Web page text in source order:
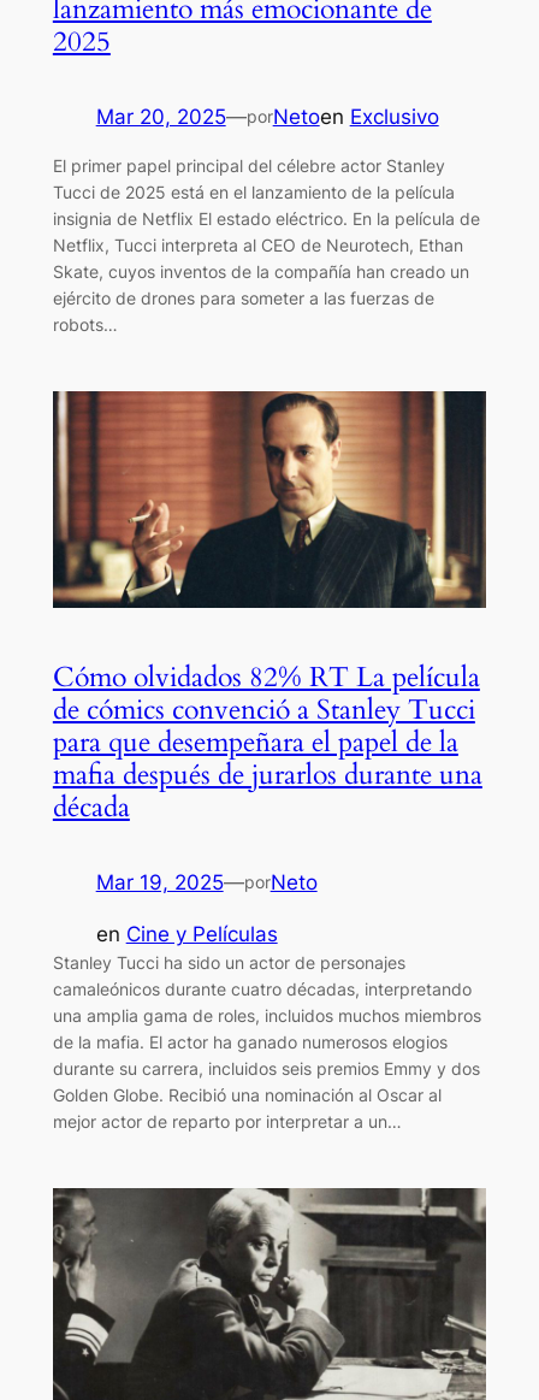
lanzamiento más emocionante de
2025
Mar 20, 2025—porNetoen Exclusivo
El primer papel principal del célebre actor Stanley
Tucci de 2025 está en el lanzamiento de la película
insignia de Netflix El estado eléctrico. En la película de
Netflix, Tucci interpreta al CEO de Neurotech, Ethan
Skate, cuyos inventos de la compañía han creado un
ejército de drones para someter a las fuerzas de
robots…
Cómo olvidados 82% RT La película
de cómics convenció a Stanley Tucci
para que desempeñara el papel de la
mafia después de jurarlos durante una
década
Mar 19, 2025—porNeto
en Cine y Películas
Stanley Tucci ha sido un actor de personajes
camaleónicos durante cuatro décadas, interpretando
una amplia gama de roles, incluidos muchos miembros
de la mafia. El actor ha ganado numerosos elogios
durante su carrera, incluidos seis premios Emmy y dos
Golden Globe. Recibió una nominación al Oscar al
mejor actor de reparto por interpretar a un…